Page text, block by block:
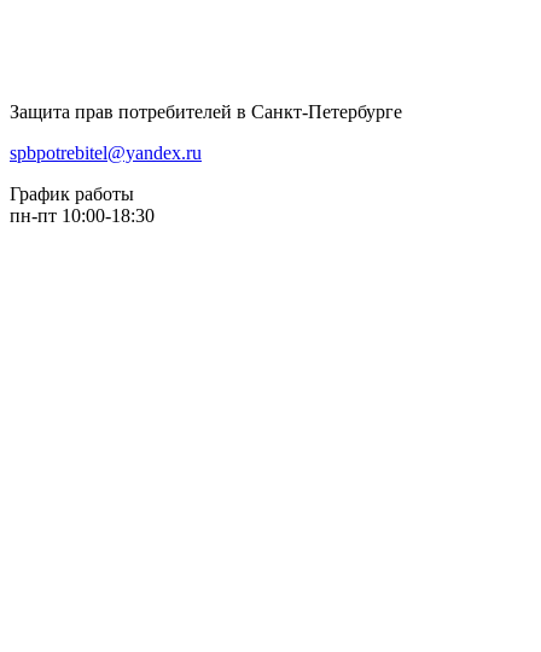
Защита прав потребителей в Санкт-Петербурге
spbpotrebitel@yandex.ru
График работы
пн-пт 10:00-18:30